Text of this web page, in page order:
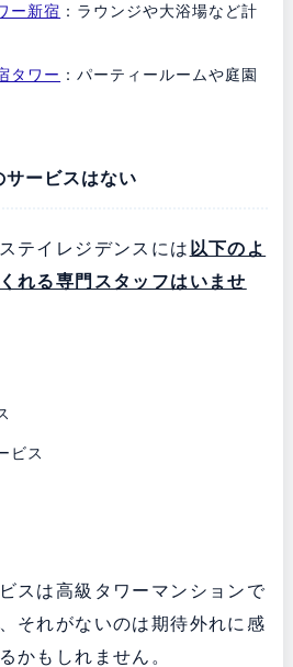
ー新宿 ：ラウンジや大浴場など計
タワー ：パーティールームや庭園
サービスはない
テイレジデンスには 以下のよ
れる専門スタッフはいませ
ビス
スは高級タワーマンションで
それがないのは期待外れに感
かもしれません。